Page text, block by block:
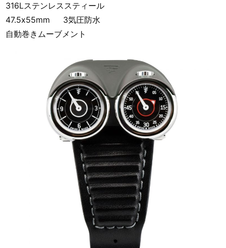
316Lステンレススティール
47.5x55mm 3気圧防水
自動巻きムーブメント